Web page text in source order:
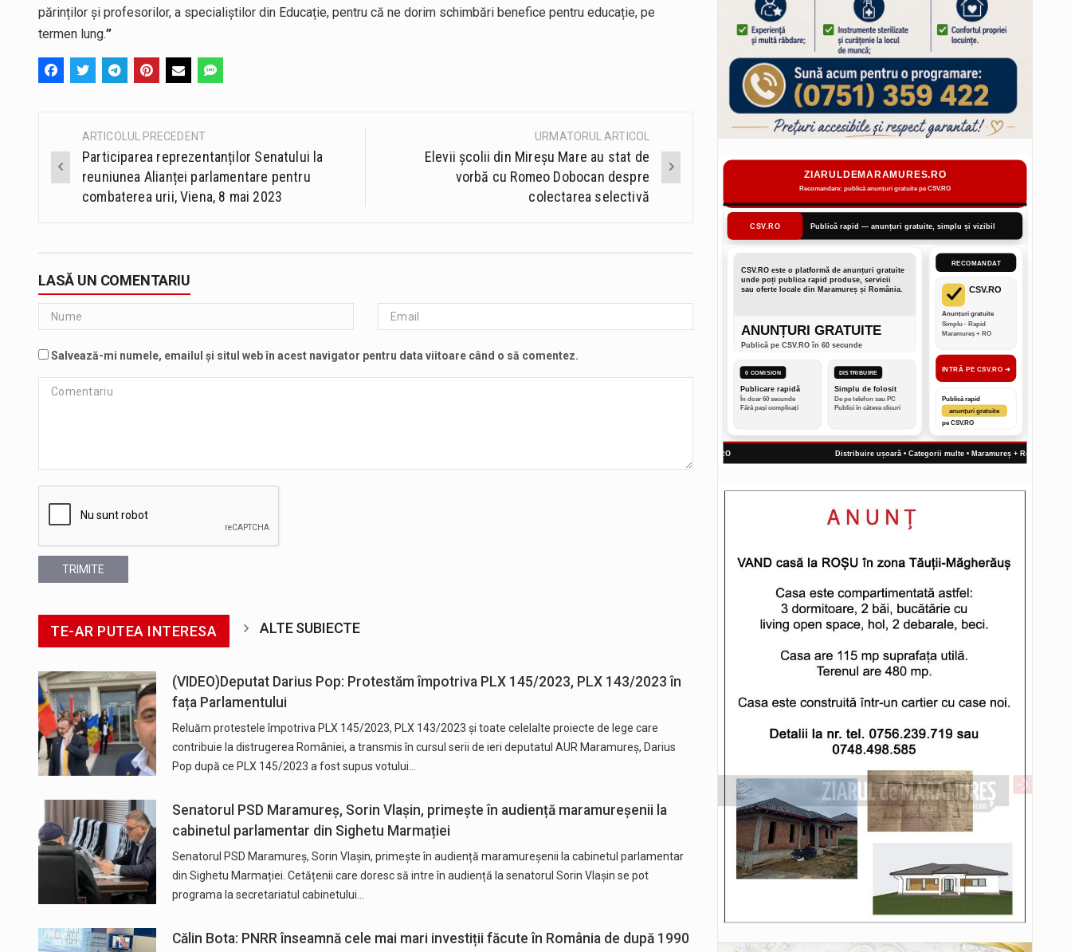
părinților și profesorilor, a specialiștilor din Educație, pentru că ne dorim schimbări benefice pentru educație, pe
termen lung.”
Post
navigation
ARTICOLUL PRECEDENT
Participarea reprezentanților Senatului la
reuniunea Alianței parlamentare pentru
combaterea urii, Viena, 8 mai 2023
URMATORUL ARTICOL
Elevii școlii din Mireșu Mare au stat de
vorbă cu Romeo Dobocan despre
colectarea selectivă
LASĂ UN COMENTARIU
Salvează-mi numele, emailul și situl web în acest navigator pentru data viitoare când o să comentez.
TRIMITE
TE-AR PUTEA INTERESA ALTE SUBIECTE
(VIDEO)Deputat Darius Pop: Protestăm împotriva PLX 145/2023, PLX 143/2023 în
fața Parlamentului
Reluăm protestele împotriva PLX 145/2023, PLX 143/2023 și toate celelalte proiecte de lege care
contribuie la distrugerea României, a transmis în cursul serii de ieri deputatul AUR Maramureș, Darius
Pop după ce PLX 145/2023 a fost supus votului…
Senatorul PSD Maramureș, Sorin Vlașin, primește în audiență maramureșenii la
cabinetul parlamentar din Sighetu Marmației
Senatorul PSD Maramureș, Sorin Vlașin, primește în audiență maramureșenii la cabinetul parlamentar
din Sighetu Marmației. Cetățenii care doresc să intre în audiență la senatorul Sorin Vlașin se pot
programa la secretariatul cabinetului…
Călin Bota: PNRR înseamnă cele mai mari investiții făcute în România de după 1990